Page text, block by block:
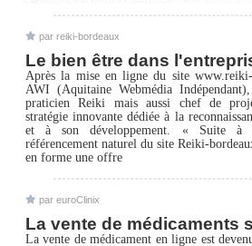
par reiki-bordeaux
Le bien être dans
Après la mise en ligne du site
AWI (Aquitaine Webmédia
praticien Reiki mais aussi chef de
stratégie innovante dédiée à la
et à son développement. « Suite à
référencement naturel du site Reiki-
en forme une offre
par euroClinix
La vente de médicaments
La vente de médicament en ligne est